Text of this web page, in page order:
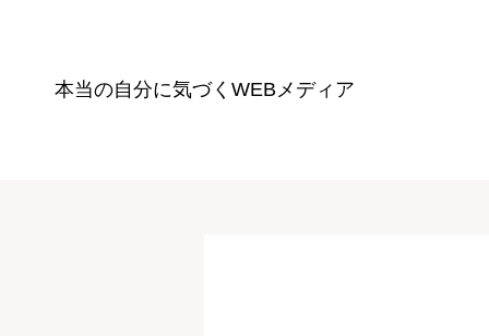
本当の自分に気づく WEBメディア